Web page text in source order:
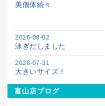
美個体続々
2026-08-02
泳ぎだしました
2026-07-31
大きいサイズ！
富山店ブログ